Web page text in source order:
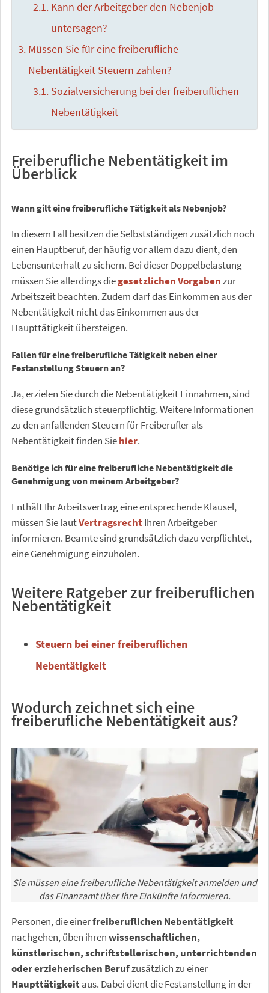
Kann der Arbeitgeber den Nebenjob
untersagen?
Müssen Sie für eine freiberufliche
Nebentätigkeit Steuern zahlen?
Sozialversicherung bei der freiberuflichen
Nebentätigkeit
Freiberufliche Nebentätigkeit im
Überblick
Wann gilt eine freiberufliche Tätigkeit als Nebenjob?
In diesem Fall besitzen die Selbstständigen zusätzlich noch
einen Hauptberuf, der häufig vor allem dazu dient, den
Lebensunterhalt zu sichern. Bei dieser Doppelbelastung
müssen Sie allerdings diegesetzlichen Vorgabenzur
Arbeitszeit beachten. Zudem darf das Einkommen aus der
Nebentätigkeit nicht das Einkommen aus der
Haupttätigkeit übersteigen.
Fallen für eine freiberufliche Tätigkeit neben einer
Festanstellung Steuern an?
Ja, erzielen Sie durch die Nebentätigkeit Einnahmen, sind
diese grundsätzlich steuerpflichtig. Weitere Informationen
zu den anfallenden Steuern für Freiberufler als
Nebentätigkeit finden Siehier.
Benötige ich für eine freiberufliche Nebentätigkeit die
Genehmigung von meinem Arbeitgeber?
Enthält Ihr Arbeitsvertrag eine entsprechende Klausel,
müssen Sie lautVertragsrecht Ihren Arbeitgeber
informieren. Beamte sind grundsätzlich dazu verpflichtet,
eine Genehmigung einzuholen.
Weitere Ratgeber zur freiberuflichen
Nebentätigkeit
Steuern bei einer freiberuflichen
Nebentätigkeit
Wodurch zeichnet sich eine
freiberufliche Nebentätigkeit aus?
Sie müssen eine freiberufliche Nebentätigkeit anmelden und
das Finanzamt über Ihre Einkünfte informieren.
Personen, die einerfreiberuflichen Nebentätigkeit
nachgehen, üben ihrenwissenschaftlichen,
künstlerischen, schriftstellerischen, unterrichtenden
oder erzieherischen Berufzusätzlich zu einer
Haupttätigkeit aus. Dabei dient die Festanstellung in der